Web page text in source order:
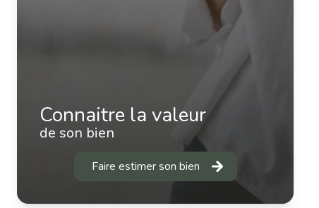
Connaitre la valeur
de son bien
Faire estimer son bien